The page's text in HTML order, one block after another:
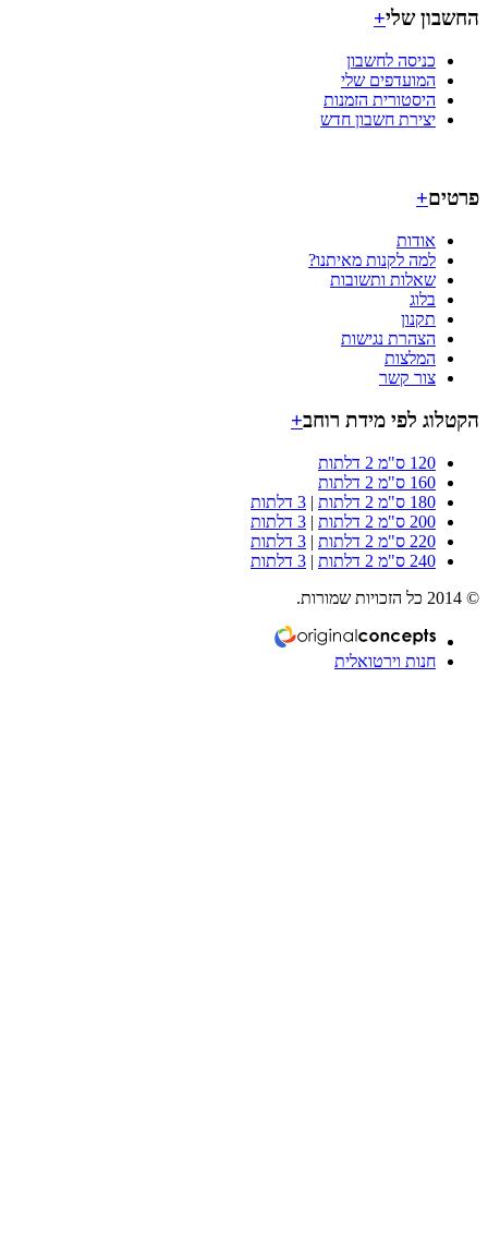
שלי+
כניסה לחשבון
המועדפים שלי
היסטורית הזמנות
יצירת חשבון חדש
+
אודות
למה לקנות מאיתנו?
שאלות ותשובות
בלוג
תקנון
הצהרת נגישות
המלצות
צור קשר
לפי מידת רוחב +
120 ס"מ 2 דלתות
160 ס"מ 2 דלתות
180 ס"מ 2 דלתות
|3 דלתות
200 ס"מ 2 דלתות
|3 דלתות
220 ס"מ 2 דלתות
|3 דלתות
240 ס"מ 2 דלתות
|3 דלתות
חנות וירטואלית